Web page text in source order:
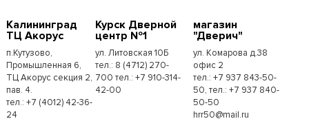
Калининград
ТЦ Акорус
п.Кутузово,
Промышленная 6,
ТЦ Акорус секция 2,
пав. 4.
тел.: +7 (4012) 42-36-
24
Курск Дверной
центр №1
ул. Литовская 10Б
тел.: 8 (4712) 270-
700 тел.: +7 910-314-
42-00
магазин
"Дверич"
ул. Комарова д.38
офис 2
тел.: +7 937 843-50-
50, тел.: +7 937 840-
50-50
hrr50@mail.ru